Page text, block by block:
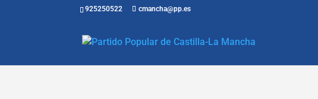
925250522 cmancha@pp.es